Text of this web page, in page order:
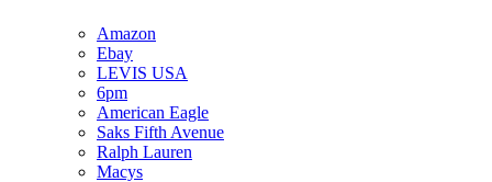
Amazon
Ebay
LEVIS USA
6pm
American Eagle
Saks Fifth Avenue
Ralph Lauren
Macys